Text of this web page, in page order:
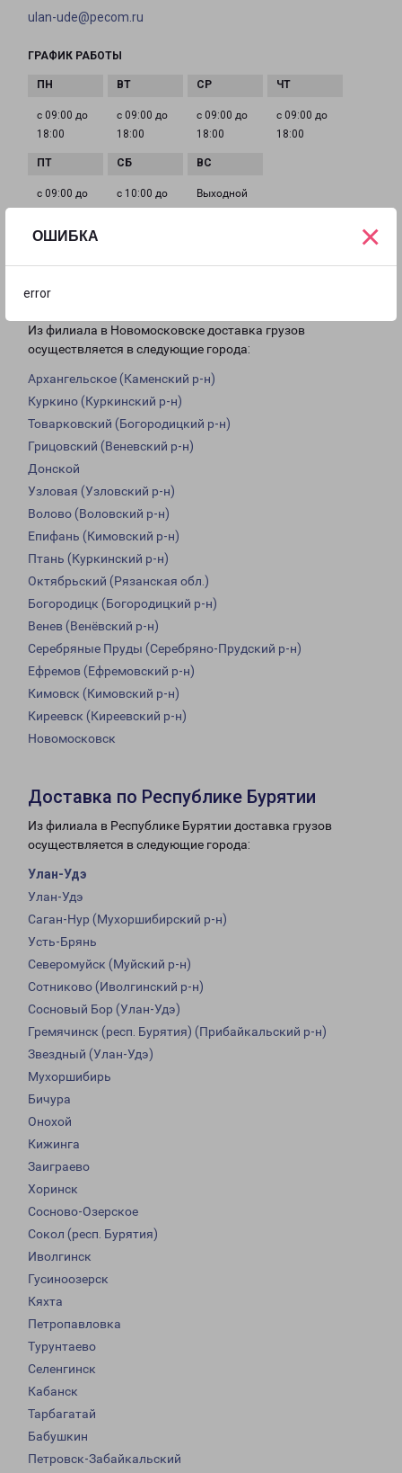
ОШИБКА
error
×
ulan-ude@pecom.ru
ГРАФИК РАБОТЫ
с 09:00 до
18:00
с 09:00 до
18:00
с 09:00 до
18:00
с 09:00 до
18:00
с 09:00 до
с 10:00 до
Выходной
области
Из филиала в Новомосковске доставка грузов
осуществляется в следующие города:
Архангельское (Каменский р-н)
Куркино (Куркинский р-н)
Товарковский (Богородицкий р-н)
Грицовский (Веневский р-н)
Донской
Узловая (Узловский р-н)
Волово (Воловский р-н)
Епифань (Кимовский р-н)
Птань (Куркинский р-н)
Октябрьский (Рязанская обл.)
Богородицк (Богородицкий р-н)
Венев (Венёвский р-н)
Серебряные Пруды (Серебряно-Прудский р-н)
Ефремов (Ефремовский р-н)
Кимовск (Кимовский р-н)
Киреевск (Киреевский р-н)
Новомосковск
Доставка по Республике Бурятии
Из филиала в Республике Бурятии доставка грузов
осуществляется в следующие города:
Улан-Удэ
Улан-Удэ
Саган-Нур (Мухоршибирский р-н)
Усть-Брянь
Северомуйск (Муйский р-н)
Сотниково (Иволгинский р-н)
Сосновый Бор (Улан-Удэ)
Гремячинск (респ. Бурятия) (Прибайкальский р-н)
Звездный (Улан-Удэ)
Мухоршибирь
Бичура
Онохой
Кижинга
Заиграево
Хоринск
Сосново-Озерское
Сокол (респ. Бурятия)
Иволгинск
Гусиноозерск
Кяхта
Петропавловка
Турунтаево
Селенгинск
Кабанск
Тарбагатай
Бабушкин
Петровск-Забайкальский